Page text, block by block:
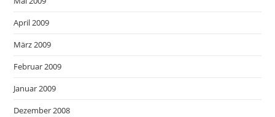
April 2009
März 2009
Februar 2009
Januar 2009
Dezember 2008